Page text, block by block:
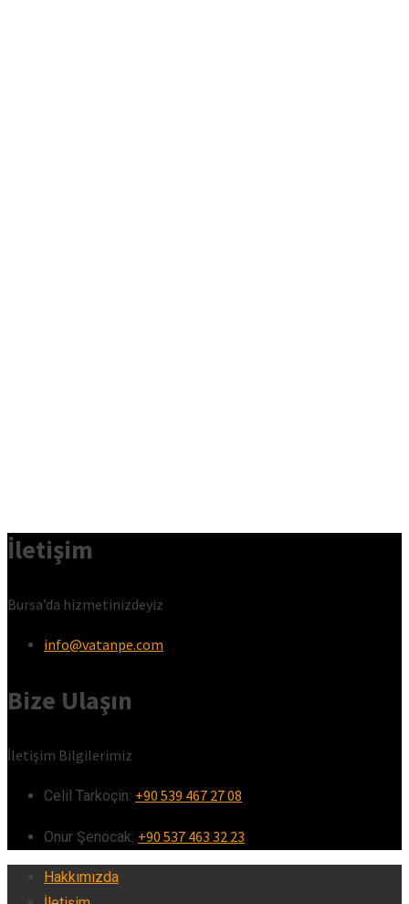
İletişim
Bursa’da hizmetinizdeyiz
info@vatanpe.com
Bize Ulaşın
İletişim Bilgilerimiz
Celil Tarkoçin:ㅤ +90 539 467 27 08
Onur Şenocak:‎‎‎‎ㅤ +90 537 463 32 23
Hakkımızda